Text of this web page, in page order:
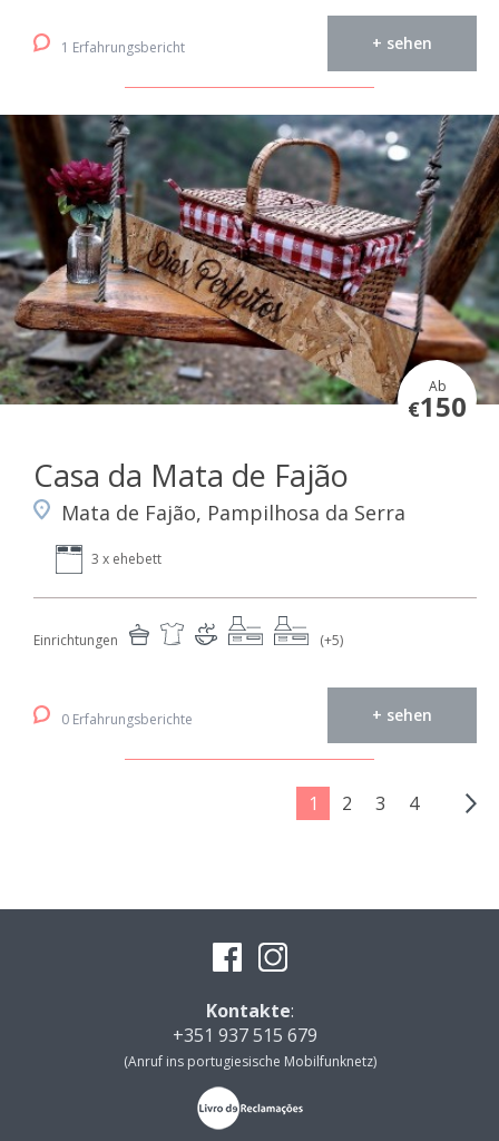
1 Erfahrungsbericht + sehen
Ab
€150
Casa da Mata de Fajão
Mata de Fajão, Pampilhosa da Serra
3 x ehebett
Einrichtungen (+5)
0 Erfahrungsberichte + sehen
1 2 3 4
Kontakte:
+351 937 515 679
(Anruf ins portugiesische Mobilfunknetz)